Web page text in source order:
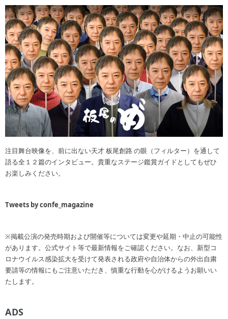
注目舞台映像を、前に出ない天才 板尾創路 の眼（フィルター）を通して
語る全１２篇のインタビュー。貴重なステージ鑑賞ガイドとしてもぜひ
お楽しみください。
Tweets by confe_magazine
※掲載公演の発売時期および開催等については変更や延期・中止の可能性
があります。公式サイト等で最新情報をご確認ください。なお、新型コ
ロナウイルス感染拡大を受けて発表される政府や自治体からの外出自粛
要請等の情報にもご注意いただき、慎重な行動を心がけるようお願いい
たします。
ADS